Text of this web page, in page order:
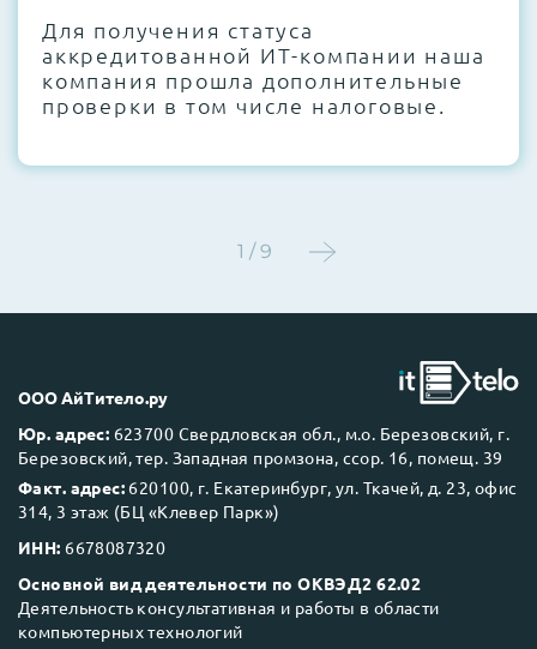
Этап 4:Стресс-тестирование под 100%
нагрузкой в течение 72 часов для
проверки стабильности всех подсистем
Next Business Day (NBD)
Для получения статуса
аккредитованной ИТ-компании наша
компания прошла дополнительные
проверки в том числе налоговые.
1 / 9
ООО АйТитело.ру
Юр. адрес: 623700 Свердловская обл., м.о. Березовский, г.
Березовский, тер. Западная промзона, ссор. 16, помещ. 39
Факт. адрес: 620100, г. Екатеринбург, ул. Ткачей, д. 23, офис
314, 3 этаж (БЦ «Клевер Парк»)
ИНН: 6678087320
Основной вид деятельности по ОКВЭД2 62.02
Деятельность консультативная и работы в области
компьютерных технологий